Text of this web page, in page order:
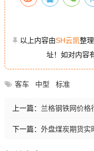
以上内容由SH云凯整
址！如对内容
客车 中型 标准
上一篇： 兰格钢铁网价格
下一篇： 外盘煤炭期货实